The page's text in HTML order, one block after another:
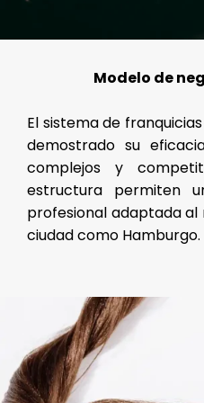
Modelo de
El sistema de
demostrado su
complejos y
estructura permiten
profesional adaptada al
ciudad como Hamburgo.